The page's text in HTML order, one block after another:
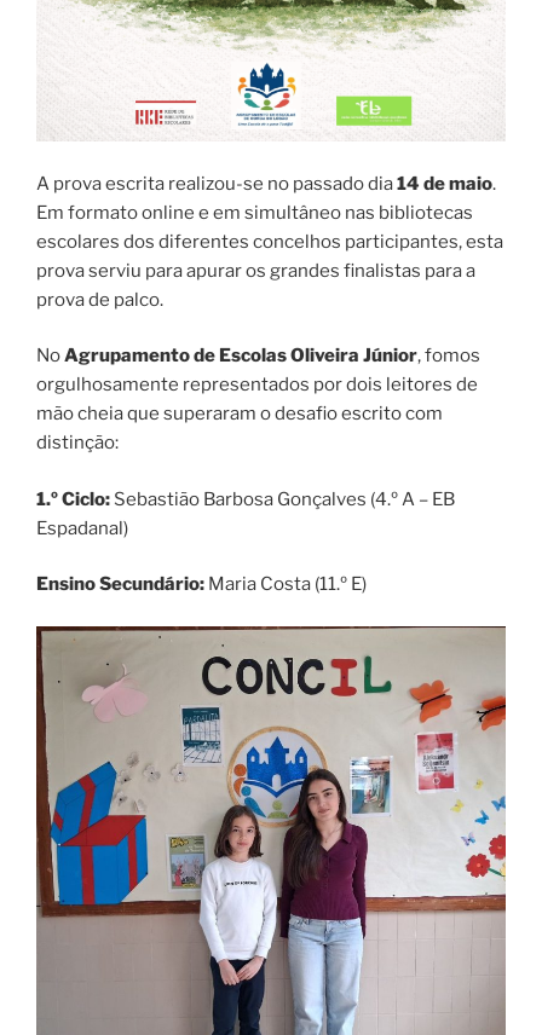
A prova escrita realizou-se no passado dia14 de maio.
Em formato online e em simultâneo nas bibliotecas
escolares dos diferentes concelhos participantes, esta
prova serviu para apurar os grandes finalistas para a
prova de palco.
NoAgrupamento de Escolas Oliveira Júnior, fomos
orgulhosamente representados por dois leitores de
mão cheia que superaram o desafio escrito com
distinção:
1.º Ciclo: Sebastião Barbosa Gonçalves (4.º A – EB
Espadanal)
Ensino Secundário: Maria Costa (11.º E)